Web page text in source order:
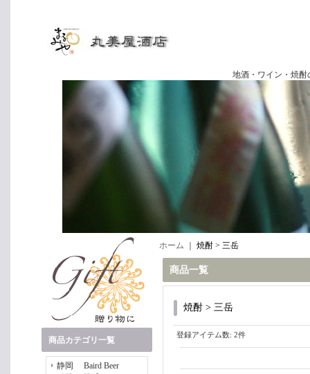
地酒・ワイン・焼酎の専門店
商品カテゴリ一覧
静岡 Baird Beer
ホーム 焼酎 > 三岳
商品一覧
焼酎 > 三岳
登録アイテム数: 2件